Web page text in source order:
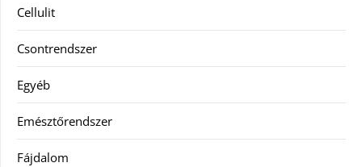
Cellulit
Csontrendszer
Egyéb
Emésztőrendszer
Fájdalom